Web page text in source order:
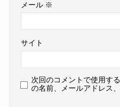
メール ※
サイト
次回のコメントで使用す
の名前、メールアドレス